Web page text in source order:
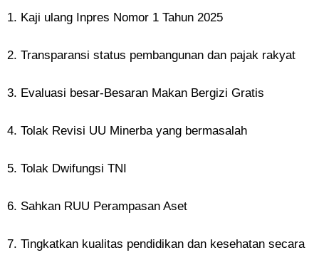
1. Kaji ulang Inpres Nomor 1 Tahun 2025
2. Transparansi status pembangunan dan pajak rakyat
3. Evaluasi besar-Besaran Makan Bergizi Gratis
4. Tolak Revisi UU Minerba yang bermasalah
5. Tolak Dwifungsi TNI
6. Sahkan RUU Perampasan Aset
7. Tingkatkan kualitas pendidikan dan kesehatan secara